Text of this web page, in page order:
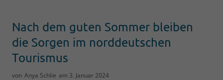
Nach dem guten Sommer bleiben
die Sorgen im norddeutschen
Tourismus
von Anya Schlie am 3. Januar 2024